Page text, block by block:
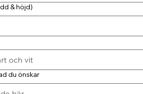
& höjd)
du önskar